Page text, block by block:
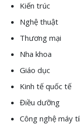
Kiến trúc
Nghệ thuật
Thương mại
Nha khoa
Giáo dục
Kinh tế quốc tế
Điều dưỡng
Công nghệ máy